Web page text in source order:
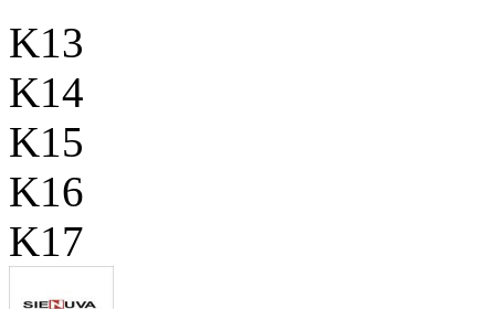
K13
K14
K15
K16
K17